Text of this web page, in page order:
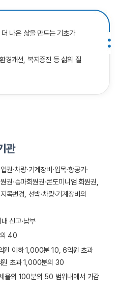
나은 삶을 만드는 기초가
경개선, 복지증진 등 삶의 질
관
권·차량·기계장비·입목·항공기·
권·승마회원권·콘도미니엄 회원권,
목변경, 선박·차량·기계장비의
신고·납부
40
원 이하 1,000분 10, 6억원 초과
초과 1,000분의 30
율의 100분의 50 범위내에서 가감